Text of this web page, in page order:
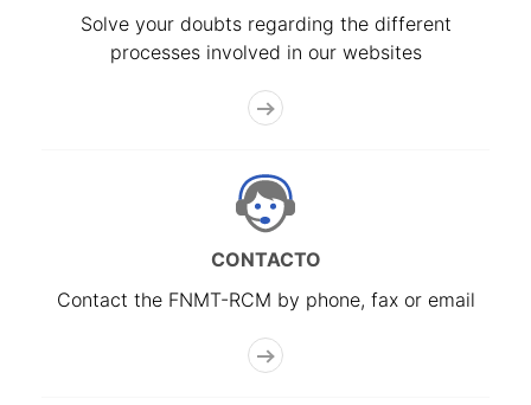
Solve your doubts regarding the different
processes involved in our websites
CONTACTO
Contact the FNMT-RCM by phone, fax or email